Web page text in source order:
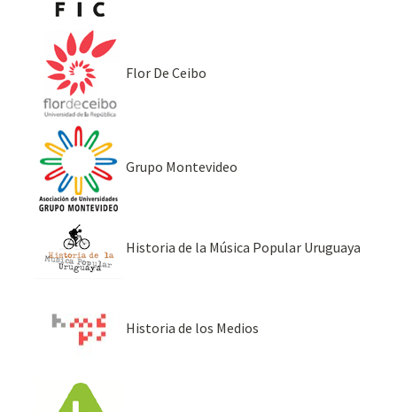
Flor De Ceibo
Grupo Montevideo
Historia de la Música Popular Uruguaya
Historia de los Medios